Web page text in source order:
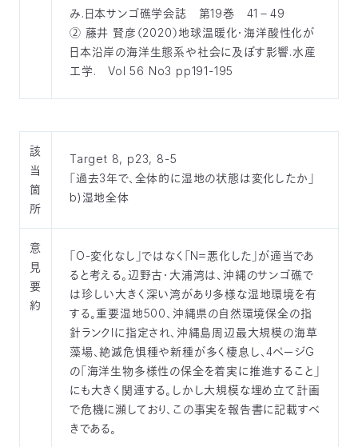
み.日本サンゴ礁学会誌 第19巻 41－49
② 藤井 賢彦（2020）地球温暖化・海洋酸性化が
日本沿岸の海洋生態系や社会に及ぼす影響.水産
工学. Vol 56 No3 pp191-195
該
当
箇
所
Target 8, p23, 8-5
「過去3年で、全体的に湿地の状態は変化したか」
b)湿地全体
意
見
要
約
「O-変化なし」ではなく「N＝悪化した」が適当であ
ると考える。辺野古・大浦湾は、沖縄のサンゴ礁で
は珍しい大きく深い湾があり多様な湿地環境を有
する。重要湿地500、沖縄県の自然環境保全の指
針ランクIに指定され、沖縄島周辺最大規模の海草
藻場、絶滅危惧種や新種が多く棲息し、4ページG
の「海洋生物多様性の保全を着実に推進すること」
にも大きく関連する。しかし大規模な埋め立て計画
で危機に瀕しており、この事実を報告書に記載すべ
きである。